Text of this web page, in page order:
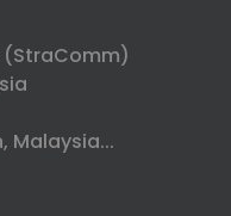
(StraComm)
Malaysia...